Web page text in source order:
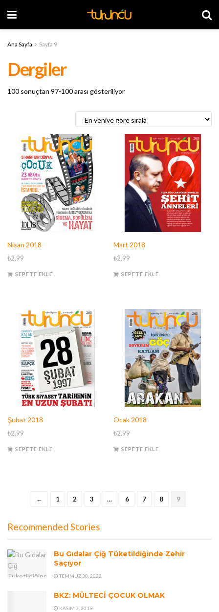
Ana Sayfa Sayfa 9
Dergiler
100 sonuçtan 97-100 arası gösteriliyorEn
göre
sıralandı
Nisan 2018
₺2,99
SEPETE EKLE
Mart 2018
₺2,99
SEPETE EKLE
Şubat 2018
₺2,99
SEPETE EKLE
Ocak 2018
₺2,99
SEPETE EKLE
← 1 2 3 … 6 7 8 9
Recommended Stories
Bu Gıdalar Çiğ Tüketildiğinde Zehir
Saçıyor
TEMMUZ 30, 2022
BKZ: MÜLTECİ ÇOCUK OLMAK
KASIM 7, 2019